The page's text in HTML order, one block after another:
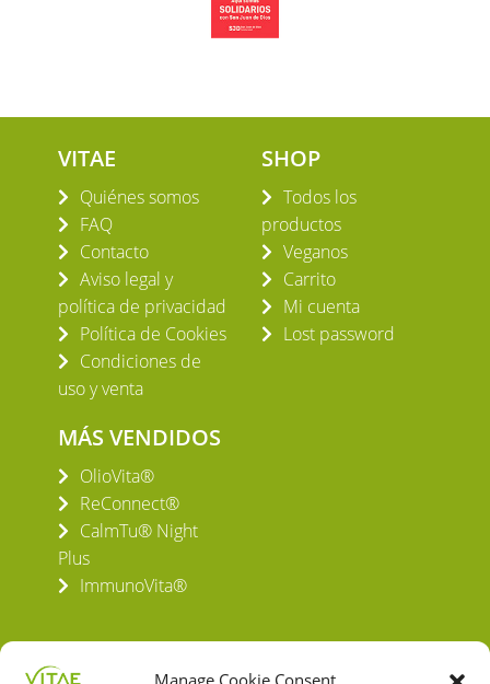
Manage Cookie Consent
VITAE
Quiénes somos
FAQ
Contacto
Aviso legal y
política de privacidad
Política de Cookies
Condiciones de
uso y venta
SHOP
Todos los
productos
Veganos
Carrito
Mi cuenta
Lost password
MÁS VENDIDOS
OlioVita®
ReConnect®
CalmTu® Night
Plus
ImmunoVita®